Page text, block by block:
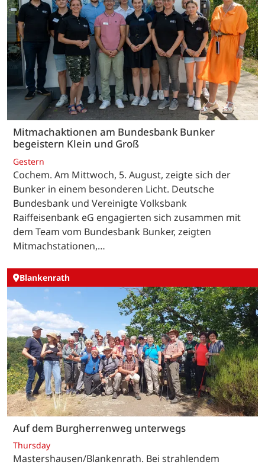
Mitmachaktionen am Bundesbank Bunker
begeistern Klein und Groß
Gestern
Cochem. Am Mittwoch, 5. August, zeigte sich der
Bunker in einem besonderen Licht. Deutsche
Bundesbank und Vereinigte Volksbank
Raiffeisenbank eG engagierten sich zusammen mit
dem Team vom Bundesbank Bunker, zeigten
Mitmachstationen,…
Blankenrath
Auf dem Burgherrenweg unterwegs
Thursday
Mastershausen/Blankenrath. Bei strahlendem